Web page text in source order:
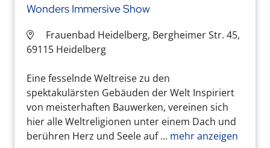
Wonders Immersive Show
Frauenbad Heidelberg, Bergheimer Str. 45,
69115 Heidelberg
Eine fesselnde Weltreise zu den
spektakulärsten Gebäuden der Welt Inspiriert
von meisterhaften Bauwerken, vereinen sich
hier alle Weltreligionen unter einem Dach und
berühren Herz und Seele auf ... mehr anzeigen